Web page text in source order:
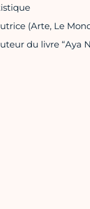
(Arte, Le
du livre “Aya